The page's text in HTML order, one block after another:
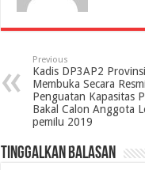
Previous
Kadis DP3AP2
Membuka Secara Resmi
Penguatan Kapasitas
Bakal Calon Anggota
pemilu 2019
Tinggalkan Balasan